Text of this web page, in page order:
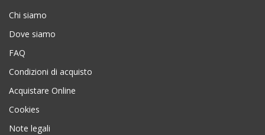
Chi siamo
Dove siamo
FAQ
Condizioni di acquisto
Acquistare Online
Cookies
Note legali